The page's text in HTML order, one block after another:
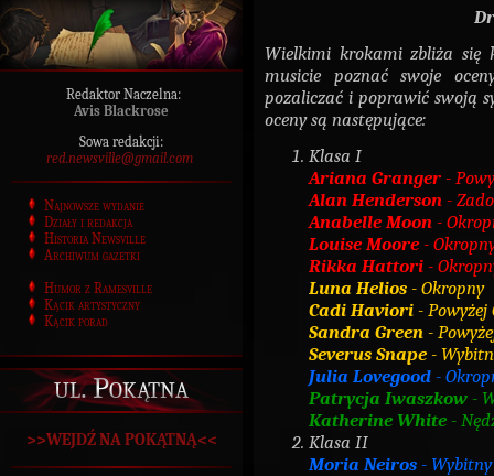
Redaktor Naczelna:
Avis Blackrose
Sowa redakcji:
red.newsville@gmail.com
Najnowsze wydanie
Działy i redakcja
Historia Newsville
Archiwum gazetki
Humor z Ramesville
Kącik artystyczny
Kącik porad
ul. Pokątna
>>WEJDŹ NA POKĄTNĄ<<
Wielkimi krokami zbliża się
musicie poznać swoje
pozaliczać i poprawić swoją
oceny są następujące:
Klasa I
Ariana Granger -
Alan Henderson -
Anabelle Moon -
Louise Moore-
Rikka Hattori -
Luna Helios - Okropny
Cadi Haviori - Powyżej
Sandra Green -
Severus Snape-
Julia Lovegood -
Patrycja Iwaszkow -
Katherine White -
Klasa II
Moria Neiros -